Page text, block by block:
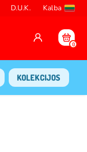
D.U.K. Kalba
0
KOLEKCIJOS